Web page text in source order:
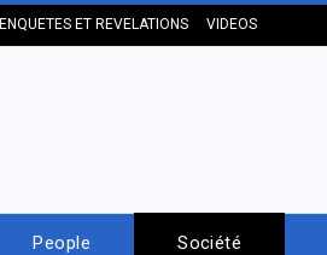
ENQUETES ET REVELATIONS VIDEOS
People Société